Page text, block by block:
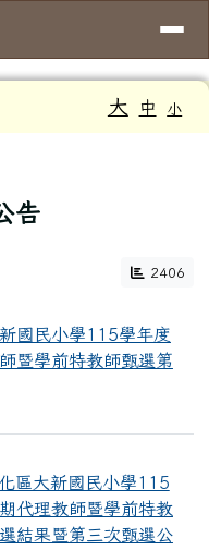
大 中 小
告
2406
國民小學115學年度
暨學前特教師甄選第
區大新國民小學115
代理教師暨學前特教
結果暨第三次甄選公